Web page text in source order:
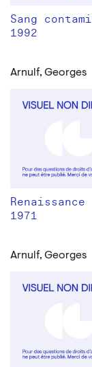
Sang
1992
Arnulf, Georges
Renaissance
1971
Arnulf, Georges